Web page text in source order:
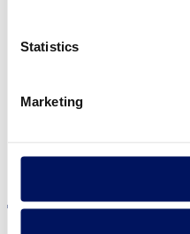
Statistics
Marketing
Trobi Fluidra